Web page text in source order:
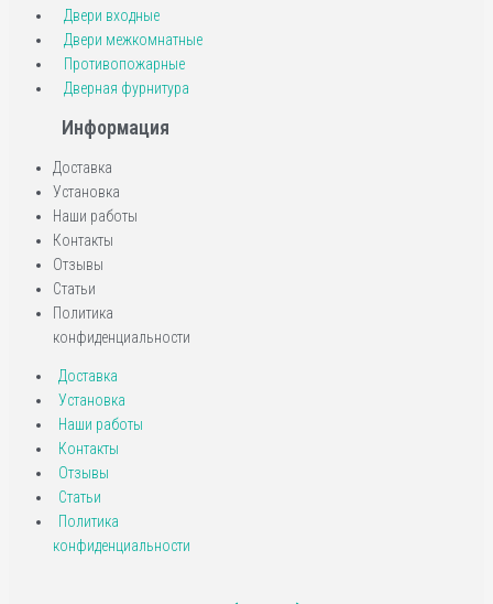
Двери входные
Двери межкомнатные
Противопожарные
Дверная фурнитура
Информация
Доставка
Установка
Наши работы
Контакты
Отзывы
Статьи
Политика
конфиденциальности
Доставка
Установка
Наши работы
Контакты
Отзывы
Статьи
Политика
конфиденциальности